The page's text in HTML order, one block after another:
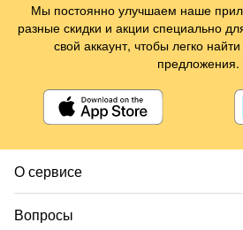
О сервисе
Вопросы
Мы постоянно улучшаем наше
разные скидки и акции специально
свой аккаунт, чтобы легко
предложения.